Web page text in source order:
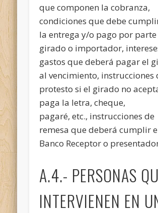
que componen la cobranza,
condiciones que debe
la entrega y/o pago por
girado o importador,
gastos que deberá pagar el
al vencimiento, instrucciones
protesto si el girado no
paga la letra, cheque,
pagaré, etc., instrucciones de
remesa que deberá cumplir
Banco Receptor o
A.4.- PERSONAS
INTERVIENEN EN